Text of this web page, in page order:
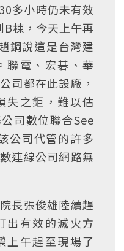
多小時仍未有效
棟，今天上午再
鋼說這是台灣建
聯電、宏碁、華
司都在此設廠，
失之鉅，難以估
司數位聯合See
公司代管的許多
連線公司網路無
長張俊雄陸續趕
出有效的滅火方
上午趕至現場了